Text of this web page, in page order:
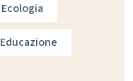
Ecologia
Educazione